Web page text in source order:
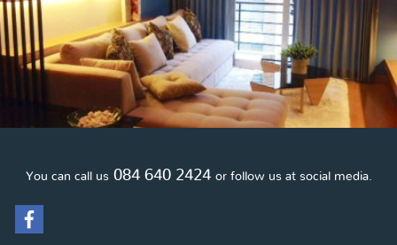
You can call us084 640 2424 or follow us at social media.